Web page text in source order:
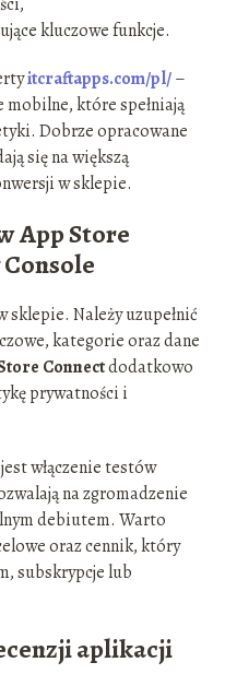
kluczowe funkcje.
itcraftapps.com/pl/–
które spełniają
Dobrze opracowane
się na większą
w sklepie.
App Store
Należy uzupełnić
kategorie oraz dane
Connectdodatkowo
prywatności i
włączenie testów
na zgromadzenie
debiutem. Warto
oraz cennik, który
subskrypcje lub
aplikacji